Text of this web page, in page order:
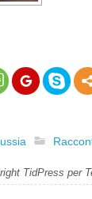
TidPress per